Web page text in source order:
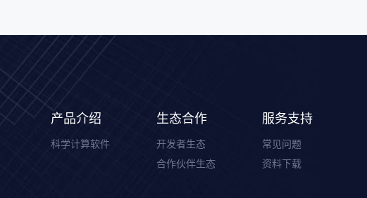
产品介绍
科学计算软件
生态合作
开发者生态
合作伙伴生态
服务支持
常见问题
资料下载